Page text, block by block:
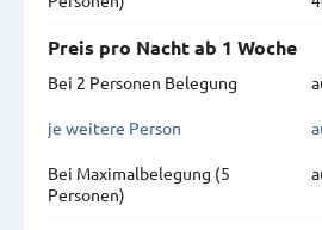
Preis pro Nacht ab 1 Woche
Bei 2 Personen Belegung
je weitere Person
Bei Maximal­belegung (5
Personen)